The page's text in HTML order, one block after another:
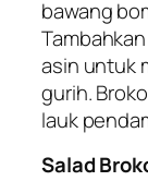
bawang
asin untuk
gurih.
lauk
Salad